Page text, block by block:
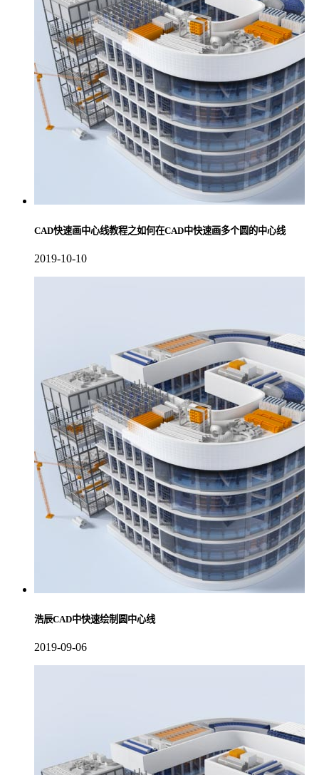
CAD快速画中心线教程之如何在CAD中快速画多个圆的中心线
2019-10-10
浩辰CAD中快速绘制圆中心线
2019-09-06